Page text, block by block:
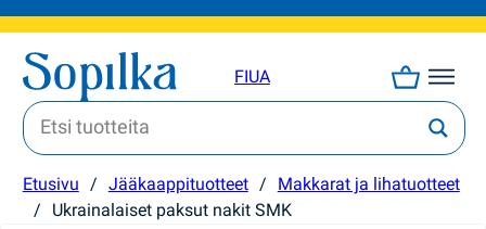
FIUA
Etusivu / Jääkaappituotteet /
Makkarat ja lihatuotteet
/
Ukrainalaiset paksut nakit SMK